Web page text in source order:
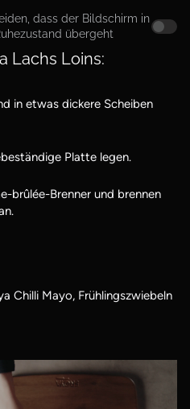
dass der Bildschirm in
übergeht
Lachs Loins:
in etwas dickere Scheiben
Platte legen.
brûlée-Brenner und brennen
Chilli Mayo, Frühlingszwiebeln